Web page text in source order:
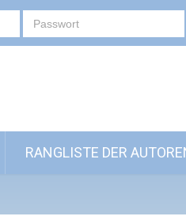
RANGLISTE DER